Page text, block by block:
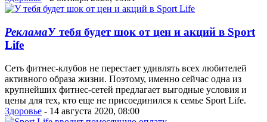
РекламаУ тебя будет шок от цен и акций в Sport
Life
Сеть фитнес-клубов не перестает удивлять всех любителей
активного образа жизни. Поэтому, именно сейчас одна из
крупнейших фитнес-сетей предлагает выгодные условия и
цены для тех, кто еще не присоединился к семье Sport Life.
Здоровье - 14 августа 2020, 08:00